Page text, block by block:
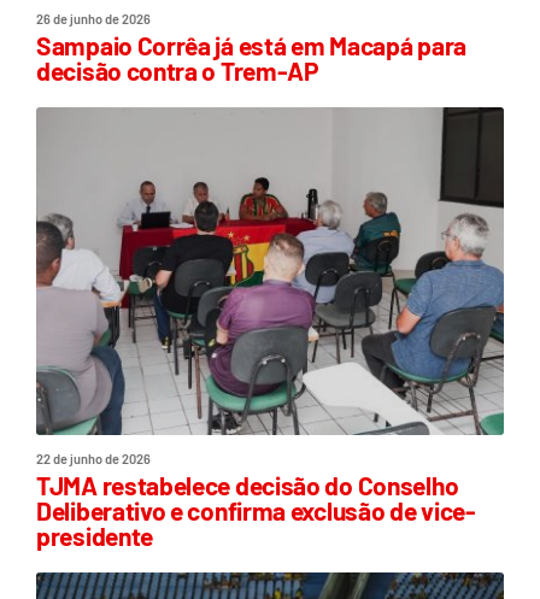
26 de junho de 2026
Sampaio Corrêa já está em Macapá para
decisão contra o Trem-AP
22 de junho de 2026
TJMA restabelece decisão do Conselho
Deliberativo e confirma exclusão de vice-
presidente